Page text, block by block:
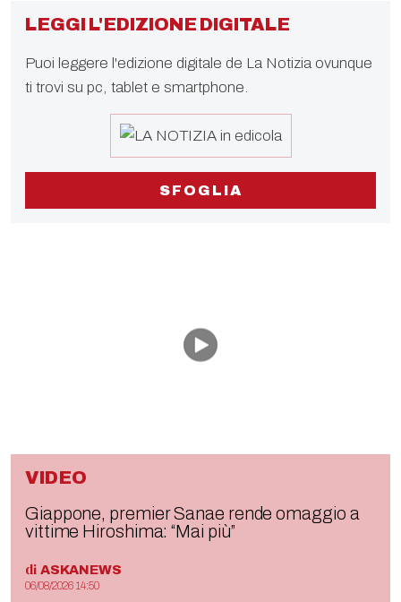
LEGGI L'EDIZIONE DIGITALE
Puoi leggere l'edizione digitale de La Notizia ovunque
ti trovi su pc, tablet e smartphone.
SFOGLIA
VIDEO
Giappone, premier Sanae rende omaggio a
vittime Hiroshima: “Mai più”
di ASKANEWS
06/08/2026 14:50